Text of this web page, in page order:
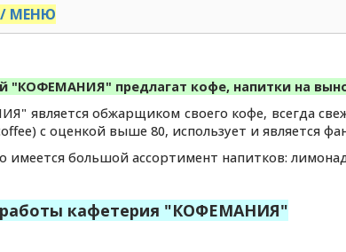
/ МЕНЮ
"КОФЕМАНИЯ" предлагат кофе, напитки на
является обжарщиком своего кофе, всегда
с оценкой выше 80, использует и является
имеется большой ассортимент напитков:
кафетерия "КОФЕМАНИЯ"